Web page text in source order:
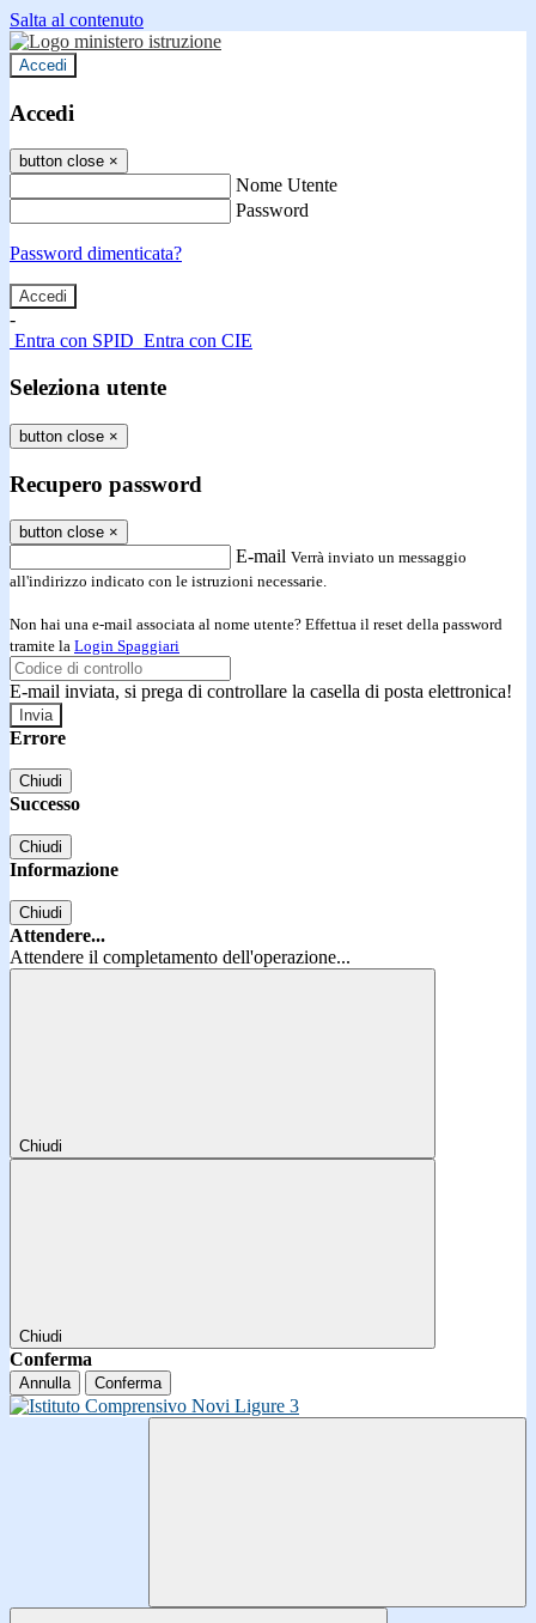
Salta al contenuto
Accedi
Accedi
button close ×
Nome Utente
Password
Password dimenticata?
-
Entra con SPID Entra con CIE
Seleziona utente
button close ×
Recupero password
button close ×
E-mail Verrà inviato un messaggio
all'indirizzo indicato con le istruzioni necessarie.
Non hai una e-mail associata al nome utente? Effettua il reset della password
tramite la Login Spaggiari
E-mail inviata, si prega di controllare la casella di posta elettronica!
Errore
Chiudi
Successo
Chiudi
Informazione
Chiudi
Attendere...
Attendere il completamento dell'operazione...
Chiudi
Chiudi
Conferma
Annulla Conferma